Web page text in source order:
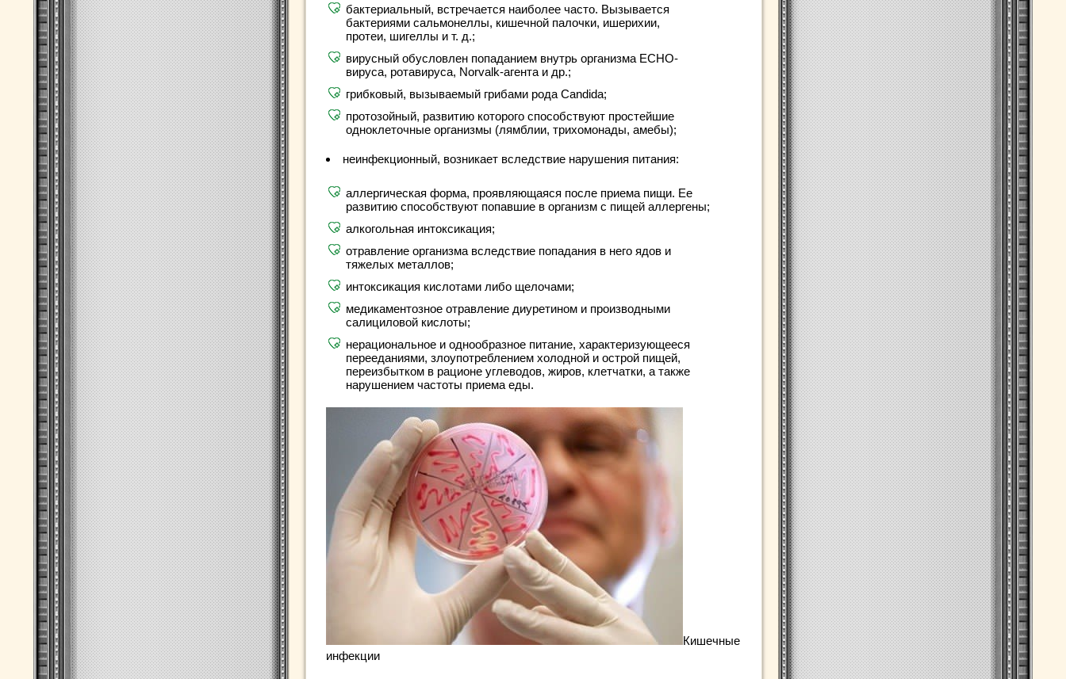
бактериальный, встречается наиболее часто. Вызывается
бактериями сальмонеллы, кишечной палочки, ишерихии,
протеи, шигеллы и т. д.;
вирусный обусловлен попаданием внутрь организма ЕСНО-
вируса, ротавируса, Norvalk-агента и др.;
грибковый, вызываемый грибами рода Candida;
протозойный, развитию которого способствуют простейшие
одноклеточные организмы (лямблии, трихомонады, амебы);
неинфекционный, возникает вследствие нарушения питания:
аллергическая форма, проявляющаяся после приема пищи. Ее
развитию способствуют попавшие в организм с пищей аллергены;
алкогольная интоксикация;
отравление организма вследствие попадания в него ядов и
тяжелых металлов;
интоксикация кислотами либо щелочами;
медикаментозное отравление диуретином и производными
салициловой кислоты;
нерациональное и однообразное питание, характеризующееся
перееданиями, злоупотреблением холодной и острой пищей,
переизбытком в рационе углеводов, жиров, клетчатки, а также
нарушением частоты приема еды.
Кишечные
инфекции